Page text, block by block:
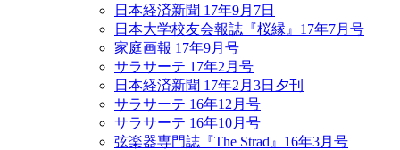
日本経済新聞 17年9月7日
日本大学校友会報誌『桜縁』17年7月号
家庭画報 17年9月号
サラサーテ 17年2月号
日本経済新聞 17年2月3日夕刊
サラサーテ 16年12月号
サラサーテ 16年10月号
弦楽器専門誌『The Strad』16年3月号